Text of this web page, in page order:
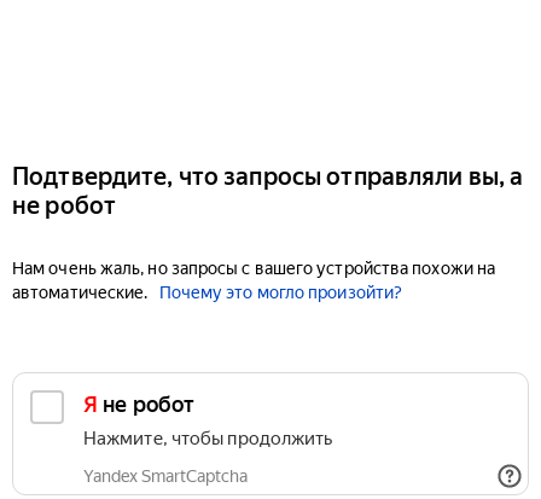
Подтвердите, что запросы отправляли вы, а
не робот
Нам очень жаль, но запросы с вашего устройства похожи на
автоматические.
Почему это могло произойти?
Я не робот
Нажмите, чтобы продолжить
Yandex SmartCaptcha